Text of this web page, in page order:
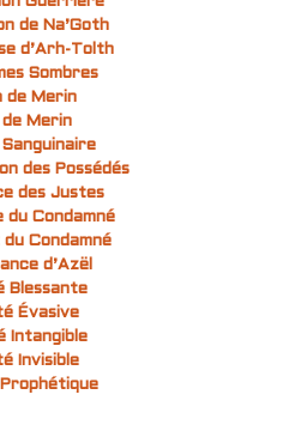
de Na’Goth
d’Arh-Tolth
Sombres
de Merin
de Merin
des Possédés
des Justes
du Condamné
Condamné
d’Azël
Blessante
Évasive
Intangible
Invisible